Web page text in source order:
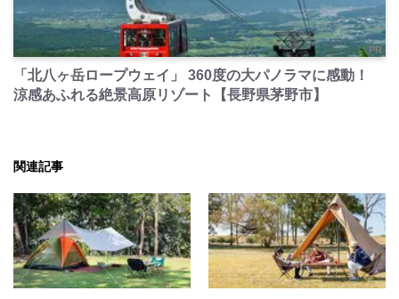
PR
「北八ヶ岳ロープウェイ」 360度の大パノラマに感動！
涼感あふれる絶景高原リゾート【長野県茅野市】
関連記事